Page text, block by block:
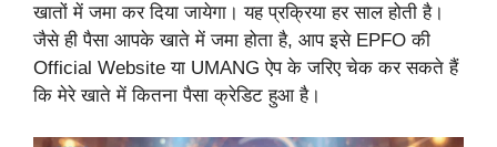
खातों में जमा कर दिया जायेगा। यह प्रक्रिया हर साल होती है।
जैसे ही पैसा आपके खाते में जमा होता है, आप इसे EPFO की
Official Website या UMANG ऐप के जरिए चेक कर सकते हैं
कि मेरे खाते में कितना पैसा क्रेडिट हुआ है।